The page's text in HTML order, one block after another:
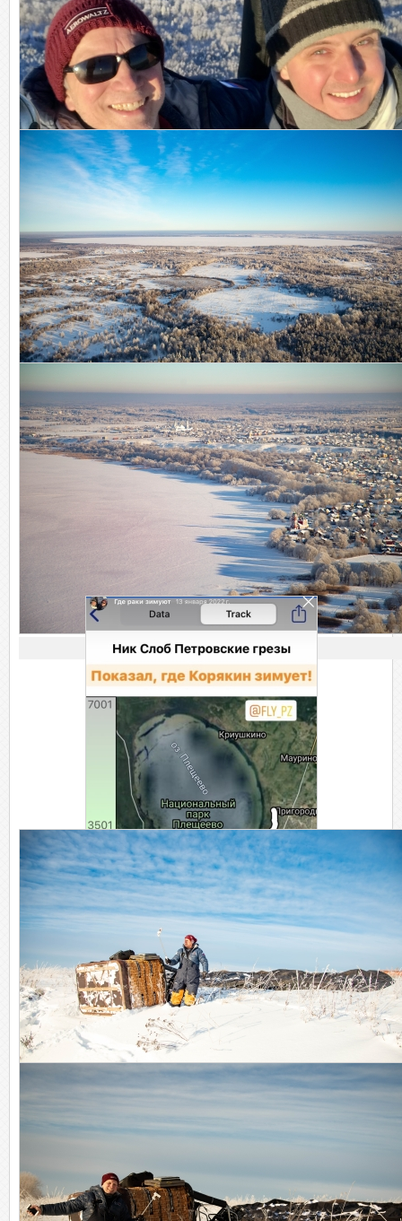
Наслаждаемся приключением!
Вместе весело летать!
Видим цель!
Заходим на город.
Финальная часть трека
Посадка! Погода! Счастье!